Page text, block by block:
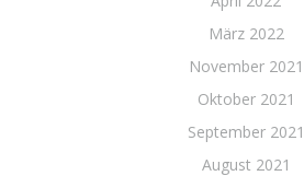
März 2022
November 2021
Oktober 2021
September 2021
August 2021